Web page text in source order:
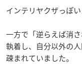
インテリヤクザっぽ
一方で「逆らえば消
執着し、自分以外の
疎まれていました。